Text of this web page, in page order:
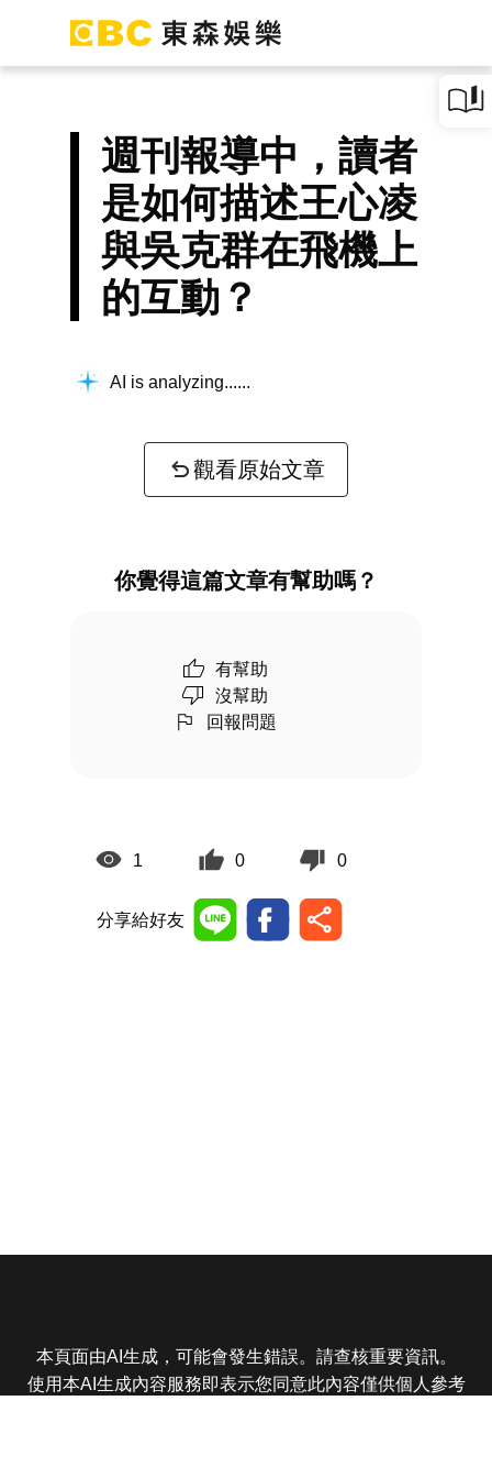
週刊報導中，讀者
是如何描述王心凌
與吳克群在飛機上
的互動？
AI is analyzing...
觀看原始文章
你覺得這篇文章有幫助嗎？
有幫助
沒幫助
回報問題
1 0 0
分享給好友
本頁面由AI生成，可能會發生錯誤。請查核重要資訊。
使用本AI生成內容服務即表示您同意此內容僅供個人參考